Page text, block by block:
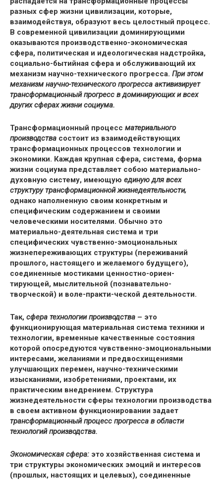
разных сфер жизни цивилизации, которые,
взаимодействуя, образуют весь целостный процесс.
В современной цивилизации доминирующими
оказываются производственно-экономическая
сфера, политическая и идеологическая надстройка,
социально-бытийная сфера и обслуживающий их
механизм научно-технического прогресса. При этом
механизм научно-технического прогресса активизирует
трансформационный прогресс в доминирующих и всех
других сферах жизни социума.
Трансформационный процесс материального
производства состоит из взаимодействующих
трансформационных процессов технологии и
экономики. Каждая крупная сфера, система, форма
жизни социума представляет собою материально-
духовную систему, имеющую единую для всех
структуру трансформационной жизнедеятельности,
однако наполненную своим конкретным и
специфическим содержанием и своими
человеческими носителями. Обычно это
материально-деятельная система и три
специфических чувственно-эмоциональных
жизнепереживающих структуры (переживаний
прошлого, настоящего и желаемого будущего),
соединенные мостиками ценностно-ориен-
тирующей, мыслительной (познавательно-
творческой) и воле-практи-ческой деятельности.
Так, сфера технологии производства – это
функционирующая материальная система техники и
технологии, временные качественные состояния
которой опосредуются чувственно-эмоциональными
интересами, желаниями и предвосхищениями
улучшающих перемен, научно-техническими
изысканиями, изобретениями, проектами, их
практическим внедрением. Структура
жизнедеятельности сферы технологии производства
в своем активном функционировании задает
трансформационный процесс прогресса в области
технологий производства.
Экономическая сфера: это хозяйственная система и
три структуры экономических эмоций и интересов
(прошлых, настоящих и целевых), соединенные